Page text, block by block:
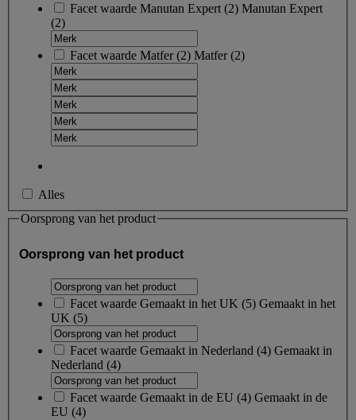
Facet waarde Manutan Expert (2) Manutan Expert
(2)
Facet waarde Matfer(2) Matfer(2)
Alles
Oorsprong van het product
Oorsprong van het product
Facet waarde Gemaakt in het UK (5) Gemaakt in het
UK (5)
Facet waarde Gemaakt in Nederland (4) Gemaakt in
Nederland (4)
Facet waarde Gemaakt in de EU (4) Gemaakt in de
EU (4)